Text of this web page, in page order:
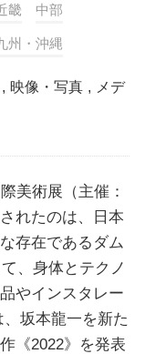
畿 中部
州・沖縄
, 映像・写真 , メデ
美術展（主催：
れたのは、日本
存在であるダム
、身体とテクノ
やインスタレー
坂本龍一を新た
《2022》を発表